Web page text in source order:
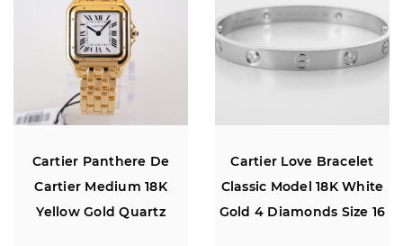
Cartier Panthere De
Cartier Medium 18K
Yellow Gold Quartz
Cartier Love Bracelet
Classic Model 18K White
Gold 4 Diamonds Size 16